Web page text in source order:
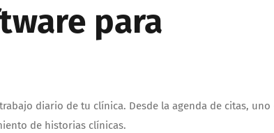
para
diario de tu clínica. Desde la agenda de citas, uno
de historias clínicas.